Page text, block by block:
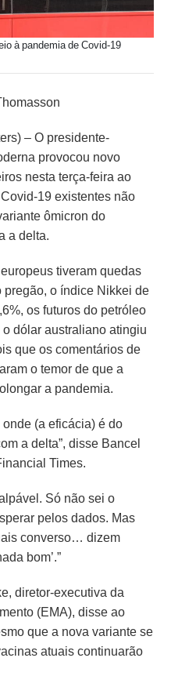
à pandemia de Covid-19
– O presidente-
provocou novo
nesta terça-feira ao
19 existentes não
ômicron do
a delta.
tiveram quedas
o índice Nikkei de
os futuros do petróleo
dólar australiano atingiu
que os comentários de
o temor de que a
a pandemia.
(a eficácia) é do
a delta”, disse Bancel
Times.
Só não sei o
pelos dados. Mas
converso… dizem
bom’.”
diretor-executiva da
(EMA), disse ao
que a nova variante se
atuais continuarão